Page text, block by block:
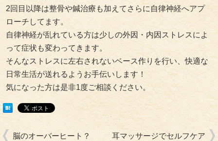
2回目以降は整骨や鍼治療も加えてさらに自律神経へアプ
ローチしてます。
自律神経が乱れている方は少しの外因・内因ストレスによ
って症状も変わってきます。
そんなストレスに左右されないベース作りを行い、快適な
日常生活が送れるようお手伝いします！
気になった方は是非1度ご相談ください。
脳のオーバーヒート？ 耳マッサージでセルフケア